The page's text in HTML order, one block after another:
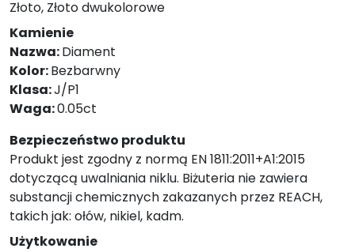
Złoto, Złoto dwukolorowe
Kamienie
Nazwa:Diament
Kolor:Bezbarwny
Klasa:J/P1
Waga:0.05ct
Bezpieczeństwo produktu
Produkt jest zgodny z normą EN 1811:2011+A1:2015
dotyczącą uwalniania niklu. Biżuteria nie zawiera
substancji chemicznych zakazanych przez REACH,
takich jak: ołów, nikiel, kadm.
Użytkowanie